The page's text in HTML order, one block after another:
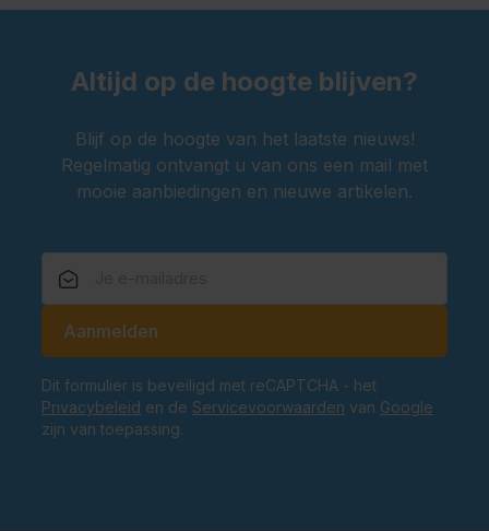
Altijd op de hoogte blijven?
Blijf op de hoogte van het laatste nieuws!
Regelmatig ontvangt u van ons een mail met
mooie aanbiedingen en nieuwe artikelen.
Aanmelden
Dit formulier is beveiligd met reCAPTCHA - het
Privacybeleid en de Servicevoorwaarden van Google
zijn van toepassing.